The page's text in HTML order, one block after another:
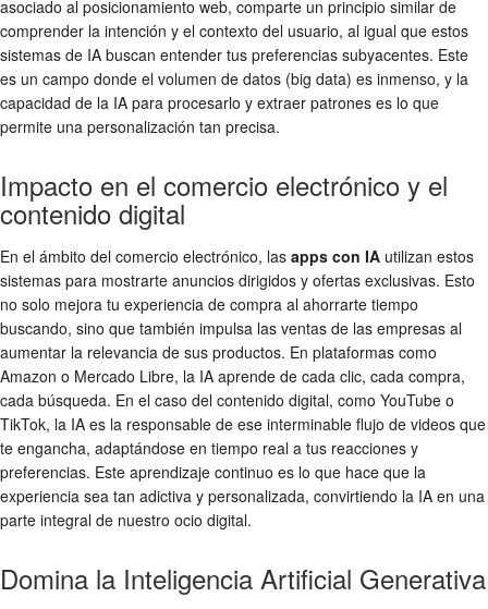
asociado al posicionamiento web, comparte un principio similar de
comprender la intención y el contexto del usuario, al igual que estos
sistemas de IA buscan entender tus preferencias subyacentes. Este
es un campo donde el volumen de datos (big data) es inmenso, y la
capacidad de la IA para procesarlo y extraer patrones es lo que
permite una personalización tan precisa.
Impacto en el comercio electrónico y el
contenido digital
En el ámbito del comercio electrónico, las apps con IA utilizan estos
sistemas para mostrarte anuncios dirigidos y ofertas exclusivas. Esto
no solo mejora tu experiencia de compra al ahorrarte tiempo
buscando, sino que también impulsa las ventas de las empresas al
aumentar la relevancia de sus productos. En plataformas como
Amazon o Mercado Libre, la IA aprende de cada clic, cada compra,
cada búsqueda. En el caso del contenido digital, como YouTube o
TikTok, la IA es la responsable de ese interminable flujo de videos que
te engancha, adaptándose en tiempo real a tus reacciones y
preferencias. Este aprendizaje continuo es lo que hace que la
experiencia sea tan adictiva y personalizada, convirtiendo la IA en una
parte integral de nuestro ocio digital.
Domina la Inteligencia Artificial Generativa